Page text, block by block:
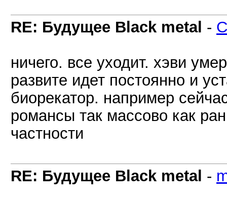
RE: Будущее Black metal -
ничего. все уходит. хэви
развите идет постоянно и
биорекатор. например
романсы так массово как
частности
RE: Будущее Black metal -